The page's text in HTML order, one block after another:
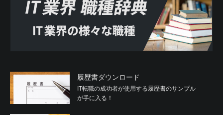
履歴書ダウンロード
IT転職の成功者が使用する履歴書のサンプル
が手に入る！